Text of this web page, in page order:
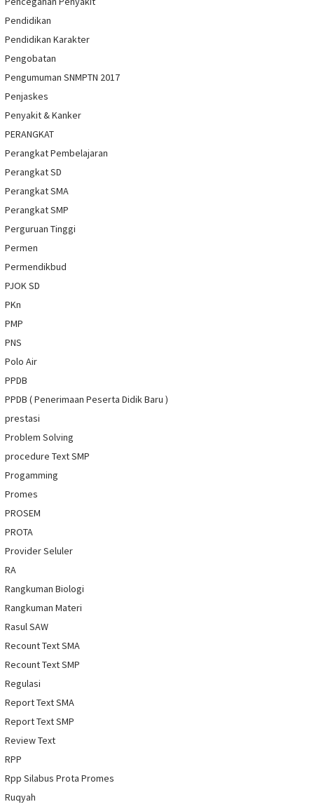
Pendidikan
Pendidikan Karakter
Pengobatan
Pengumuman SNMPTN 2017
Penjaskes
Penyakit & Kanker
PERANGKAT
Perangkat Pembelajaran
Perangkat SD
Perangkat SMA
Perangkat SMP
Perguruan Tinggi
Permen
Permendikbud
PJOK SD
PKn
PMP
PNS
Polo Air
PPDB
PPDB ( Penerimaan Peserta Didik Baru )
prestasi
Problem Solving
procedure Text SMP
Progamming
Promes
PROSEM
PROTA
Provider Seluler
RA
Rangkuman Biologi
Rangkuman Materi
Rasul SAW
Recount Text SMA
Recount Text SMP
Regulasi
Report Text SMA
Report Text SMP
Review Text
RPP
Rpp Silabus Prota Promes
Ruqyah